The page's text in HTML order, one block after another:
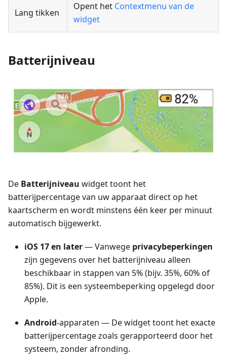
Lang tikken
Opent het Contextmenu van de
widget
Batterijniveau
De Batterijniveau widget toont het
batterijpercentage van uw apparaat direct op het
kaartscherm en wordt minstens één keer per minuut
automatisch bijgewerkt.
iOS 17 en later— Vanwege privacybeperkingen
zijn gegevens over het batterijniveau alleen
beschikbaar in stappen van 5% (bijv. 35%, 60% of
85%). Dit is een systeembeperking opgelegd door
Apple.
Android-apparaten — De widget toont het exacte
batterijpercentage zoals gerapporteerd door het
systeem, zonder afronding.